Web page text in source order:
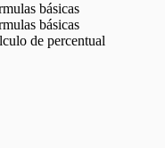
básicas
básicas
de percentual